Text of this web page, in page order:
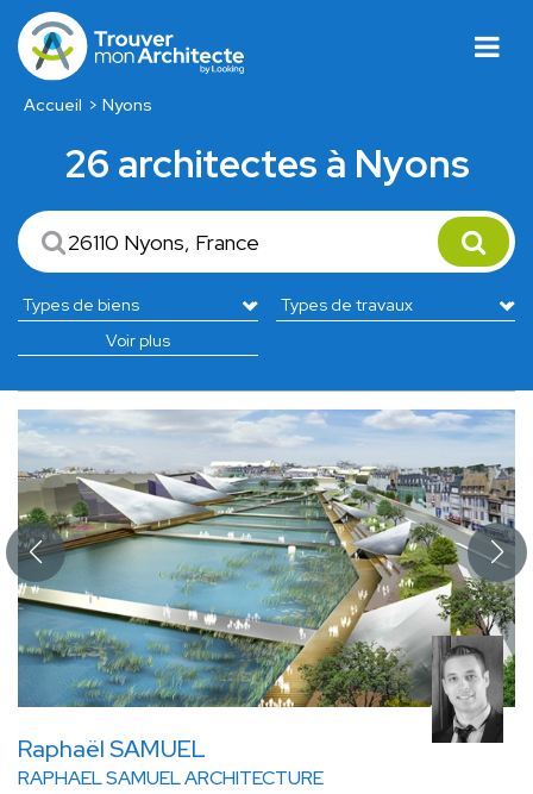
Accueil Nyons
26 architectes à Nyons
Voir plus
Raphaël SAMUEL
RAPHAEL SAMUEL ARCHITECTURE